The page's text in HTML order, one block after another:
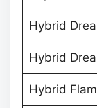
Hybrid
Hybrid
Hybrid